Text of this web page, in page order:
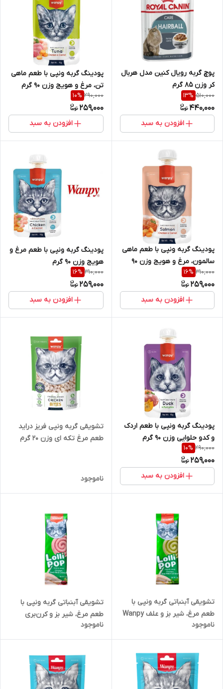
پوچ گربه رویال کنین مدل هربال
کر وزن 85 گرم
510,000
13%
440,000
افزودن به سبد
پودینگ گربه ونپی با طعم ماهی
تن، مرغ و هویج وزن ۹۰ گرم
290,000
10%
259,000
افزودن به سبد
پودینگ گربه ونپی با طعم ماهی
سالمون، مرغ و هویج وزن ۹۰
گرم
310,000
16%
259,000
افزودن به سبد
پودینگ گربه ونپی با طعم مرغ و
هویج وزن ۹۰ گرم
310,000
16%
259,000
افزودن به سبد
پودینگ گربه ونپی با طعم اردک
و کدو حلوایی وزن ۹۰ گرم
290,000
10%
259,000
افزودن به سبد
تشویقی گربه ونپی فریز دراید
طعم مرغ تکه ای وزن 20 گرم
ناموجود
تشویقی آبنباتی گربه ونپی با
طعم مرغ، شیر بز و علف Wanpy
گرم
ناموجود
تشویقی آبنباتی گربه ونپی با
طعم مرغ، شیر بز و کرن‌بری
Wanpy Freeze Dried Lollipop
وزن 14 گرم
ناموجود